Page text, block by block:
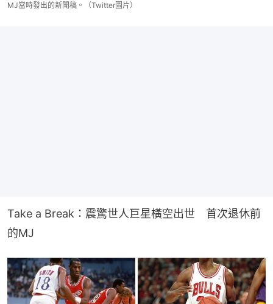
MJ當時發出的新聞稿。（Twitter圖片）
Take a Break：震驚世人巨星橫空出世　首次退休前
的MJ